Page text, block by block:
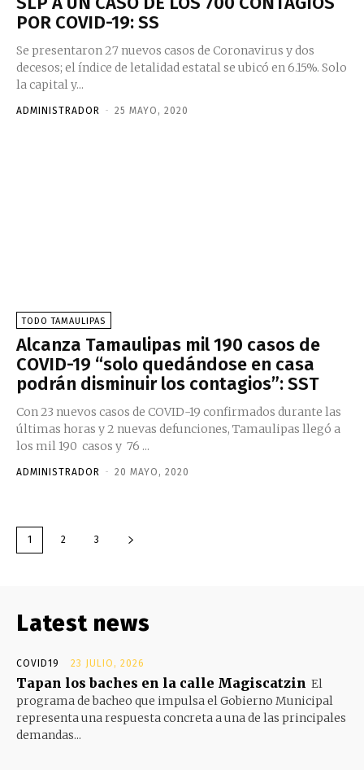
POR COVID-19: SS
Se presentaron 27 nuevos casos de Coronavirus y dos
decesos; el índice de letalidad estatal se ubicó en 6.15%. Solo
la capital y...
ADMINISTRADOR - 25 MAYO, 2020
TODO TAMAULIPAS
Alcanza Tamaulipas mil 190 casos de
COVID-19 “solo quedándose en casa
podrán disminuir los contagios”: SST
Con 23 nuevos casos de COVID-19 confirmados durante las
últimas horas y 2 nuevas defunciones, Tamaulipas llegó a
los mil 190 casos y 76 ...
ADMINISTRADOR - 20 MAYO, 2020
1 2 3
Latest news
COVID19 23 JULIO, 2026
Tapan los baches en la calle Magiscatzin El
programa de bacheo que impulsa el Gobierno Municipal
representa una respuesta concreta a una de las principales
demandas...